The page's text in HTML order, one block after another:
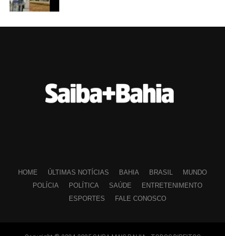
HOME ÚLTIMAS NOTÍCIAS BAHIA BRASIL
MUNDO
POLÍCIA
POLÍTICA SAÚDE
ENTRETENIMENTO
ESPORTES
FALE CONOSCO